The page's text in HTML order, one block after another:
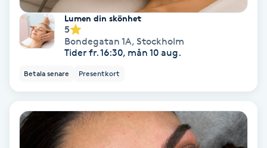
Gel naglar
Gellack med förstärkning
Lumen din skönhet
5
Bondegatan 1A, Stockholm
Tider fr. 16:30, mån 10 aug.
Betala senare Presentkort